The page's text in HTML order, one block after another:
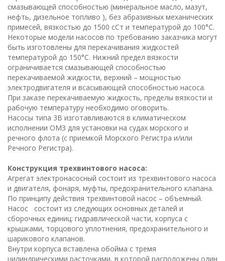
смазывающей способностью (минеральное масло, мазут,
нефть, дизельное топливо ), без абразивных механических
примесей, вязкостью до 1500 сСт и температурой до 100°С.
Некоторые модели насосов по требованию заказчика могут
быть изготовлены для перекачивания жидкостей
температурой до 150°С. Нижний предел вязкости
ограничивается смазывающей способностью
перекачиваемой жидкости, верхний – мощностью
электродвигателя и всасывающей способностью насоса.
При заказе перекачиваемую жидкость, пределы вязкости и
рабочую температуру необходимо оговорить.
Насосы типа 3В изготавливаются в климатическом
исполнении ОМЗ для установки на судах морского и
речного флота (с приемкой Морского Регистра и/или
Речного Регистра).
Конструкция трехвинтового насоса:
Агрегат электронасосный состоит из трехвинтового насоса
и двигателя, фонаря, муфты, предохранительного клапана.
По принципу действия трехвинтовой насос – объемный.
Насос состоит из следующих основных деталей и
сборочных единиц: гидравлической части, корпуса с
крышками, торцового уплотнения, предохранительного и
шарикового клапанов.
Внутри корпуса вставлена обойма с тремя
цилиндрическими расточками, в которой расположены один